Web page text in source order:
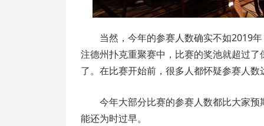
当然，今年的参赛人数确实不如2019
注德州扑克重聚赛中，比赛的奖池就超过
了。在比赛开始前，很多人都怀疑参赛人
今年大部分比赛的参赛人数都比大家
能还为时过早。